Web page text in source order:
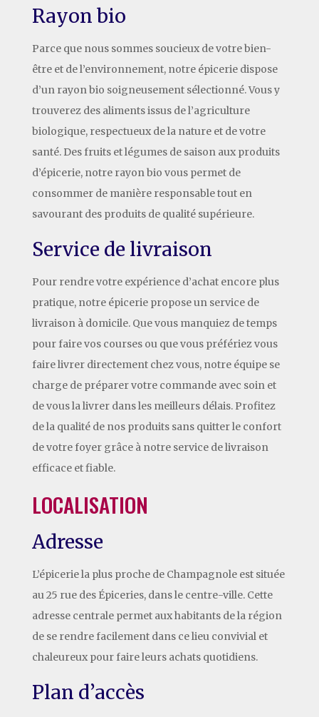
Rayon bio
Parce que nous sommes soucieux de votre bien-
être et de l’environnement, notre épicerie dispose
d’un rayon bio soigneusement sélectionné. Vous y
trouverez des aliments issus de l’agriculture
biologique, respectueux de la nature et de votre
santé. Des fruits et légumes de saison aux produits
d’épicerie, notre rayon bio vous permet de
consommer de manière responsable tout en
savourant des produits de qualité supérieure.
Service de livraison
Pour rendre votre expérience d’achat encore plus
pratique, notre épicerie propose un service de
livraison à domicile. Que vous manquiez de temps
pour faire vos courses ou que vous préfériez vous
faire livrer directement chez vous, notre équipe se
charge de préparer votre commande avec soin et
de vous la livrer dans les meilleurs délais. Profitez
de la qualité de nos produits sans quitter le confort
de votre foyer grâce à notre service de livraison
efficace et fiable.
LOCALISATION
Adresse
L’épicerie la plus proche de Champagnole est située
au 25 rue des Épiceries, dans le centre-ville. Cette
adresse centrale permet aux habitants de la région
de se rendre facilement dans ce lieu convivial et
chaleureux pour faire leurs achats quotidiens.
Plan d’accès